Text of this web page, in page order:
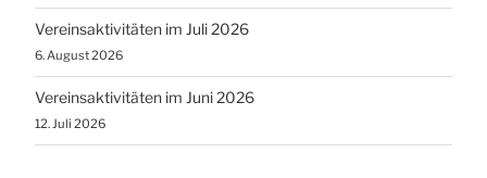
Vereinsaktivitäten im Juli 2026
6. August 2026
Vereinsaktivitäten im Juni 2026
12. Juli 2026